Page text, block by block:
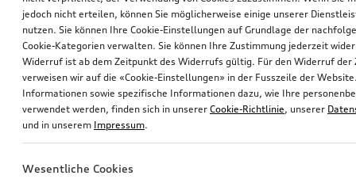
jedoch nicht erteilen, können Sie möglicherweise einige unserer
nutzen. Sie können Ihre Cookie-Einstellungen auf Grundlage der
Cookie-Kategorien verwalten. Sie können Ihre Zustimmung jederzeit
Widerruf ist ab dem Zeitpunkt des Widerrufs gültig. Für den Widerruf der
verweisen wir auf die «Cookie-Einstellungen» in der Fusszeile der
Informationen sowie spezifische Informationen dazu, wie Ihre
verwendet werden, finden sich in unserer Cookie-Richtlinie, unserer
und in unserem Impressum.
Wesentliche Cookies